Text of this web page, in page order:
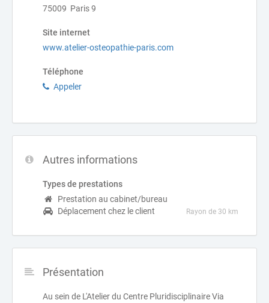
75009 Paris 9
Site internet
www.atelier-osteopathie-paris.com
Téléphone
Appeler
Autres informations
Types de prestations
Prestation au cabinet/bureau
Déplacement chez le client
Rayon de 30 km
Présentation
Au sein de L'Atelier du Centre Pluridisciplinaire Via